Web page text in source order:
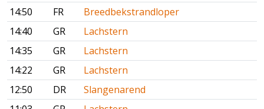
14:50
FR
Breedbekstrandloper
14:40
GR
Lachstern
14:35
GR
Lachstern
14:22
GR
Lachstern
12:50
DR
Slangenarend